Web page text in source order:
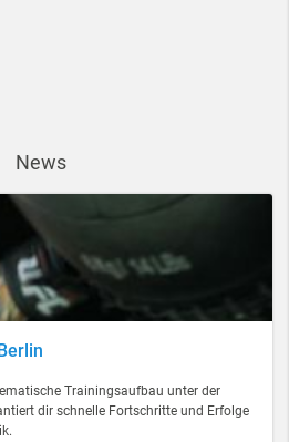
News
Trainingsaufbau unter der
dir schnelle Fortschritte und Erfolge